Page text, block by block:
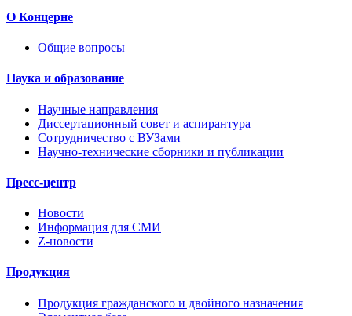
О Концерне
Общие вопросы
Наука и образование
Научные направления
Диссертационный совет и аспирантура
Сотрудничество с ВУЗами
Научно-технические сборники и публикации
Пресс-центр
Новости
Информация для СМИ
Z-новости
Продукция
Продукция гражданского и двойного назначения